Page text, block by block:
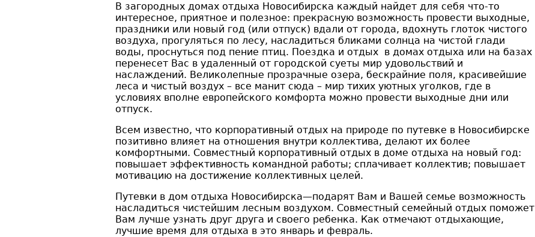
В загородных домах отдыха Новосибирска каждый найдет для себя что-то
интересное, приятное и полезное: прекрасную возможность провести выходные,
праздники или новый год (или отпуск) вдали от города, вдохнуть глоток чистого
воздуха, прогуляться по лесу, насладиться бликами солнца на чистой глади
воды, проснуться под пение птиц. Поездка и отдых в домах отдыха или на базах
перенесет Вас в удаленный от городской суеты мир удовольствий и
наслаждений. Великолепные прозрачные озера, бескрайние поля, красивейшие
леса и чистый воздух – все манит сюда – мир тихих уютных уголков, где в
условиях вполне европейского комфорта можно провести выходные дни или
отпуск.
Всем известно, что корпоративный отдых на природе по путевке в Новосибирске
позитивно влияет на отношения внутри коллектива, делают их более
комфортными. Совместный корпоративный отдых в доме отдыха на новый год:
повышает эффективность командной работы; сплачивает коллектив; повышает
мотивацию на достижение коллективных целей.
Путевки в дом отдыха Новосибирска—подарят Вам и Вашей семье возможность
насладиться чистейшим лесным воздухом. Совместный семейный отдых поможет
Вам лучше узнать друг друга и своего ребенка. Как отмечают отдыхающие,
лучшие время для отдыха в это январь и февраль.